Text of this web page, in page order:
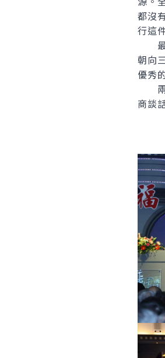
都沒
行這
最
朝向
優秀
兩
商談